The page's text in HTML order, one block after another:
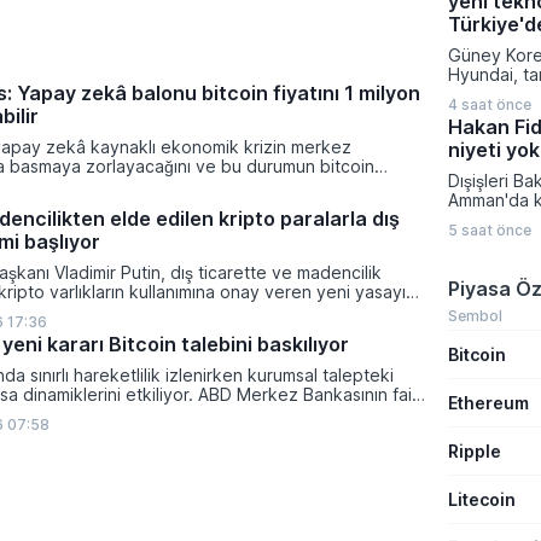
Yapay zekâ balonu bitcoin fiyatını 1 milyon
zekâ kaynaklı ekonomik krizin merkez
basmaya zorlayacağını ve bu durumun bitcoin
kredi krizinin küresel likidite artışına yol
ve bitcoinin bu süreçte en hızlı tepki veren varlık
elde edilen kripto paralarla dış
başlıyor
Vladimir Putin, dış ticarette ve madencilik
varlıkların kullanımına onay veren yeni yasayı
bu düzenleme çerçevesinde madencilikten
paraların belirli şartlar altında dolaşımına ve menkul
kullanılmasına olanak sağlanıyor.
17:36
kararı Bitcoin talebini baskılıyor
sınırlı hareketlilik izlenirken kurumsal talepteki
dinamiklerini etkiliyor. ABD Merkez Bankasının faiz
dar bantta seyreden kripto para birimi, düzenleme
belirsizliklerle baskı altında kalmaya devam ediyor.
07:58
Onaylanan
talep
başlayarak
atacaklar
Teknika
Enerji ve
Güney
Hyundai,
şekilde
satışa
ve ileri
yenilenen
sayesinde
4 saat önce
Hakan
niyeti yok
Dışişleri
Amman'da
bulundu.
Fidan,
toplumun
5 saat önce
Piyasa
Sembol
Bitcoin
Ethereum
Ripple
Litecoin